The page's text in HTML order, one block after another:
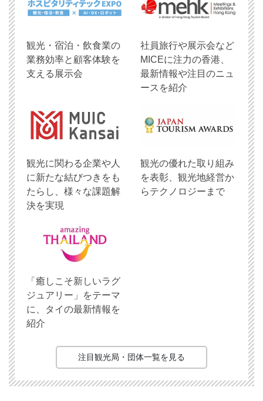
観光・宿泊・飲食業の
業務効率と顧客体験を
支える展示会
社員旅行や展示会など
MICEに注力の香港、
最新情報や注目のニュ
ースを紹介
観光に関わる企業や人
に新たな結びつきをも
たらし、様々な課題解
決を実現
観光の優れた取り組み
を表彰、観光地経営か
らテクノロジーまで
「癒しこそ新しいラグ
ジュアリー」をテーマ
に、タイの最新情報を
紹介
注目観光局・団体一覧を見る